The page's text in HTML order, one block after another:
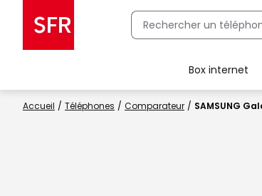
Box internet
Accueil Téléphones Comparateur SAMSUNG